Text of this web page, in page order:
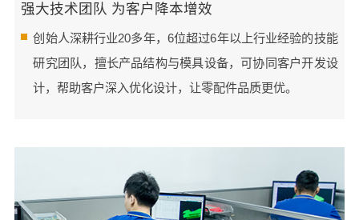
强大技术团队 为客户降本增效
创始人深耕行业20多年，6位超过6年以上行业经验的技能
研究团队，擅长产品结构与模具设备，可协同客户开发设
计，帮助客户深入优化设计，让零配件品质更优。